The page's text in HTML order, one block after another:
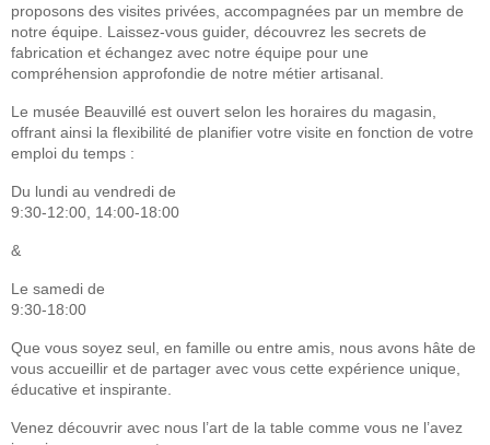
proposons des visites privées, accompagnées par un membre de
notre équipe. Laissez-vous guider, découvrez les secrets de
fabrication et échangez avec notre équipe pour une
compréhension approfondie de notre métier artisanal.
Le musée Beauvillé est ouvert selon les horaires du magasin,
offrant ainsi la flexibilité de planifier votre visite en fonction de votre
emploi du temps :
Du lundi au vendredi de
9:30-12:00, 14:00-18:00
&
Le samedi de
9:30-18:00
Que vous soyez seul, en famille ou entre amis, nous avons hâte de
vous accueillir et de partager avec vous cette expérience unique,
éducative et inspirante.
Venez découvrir avec nous l’art de la table comme vous ne l’avez